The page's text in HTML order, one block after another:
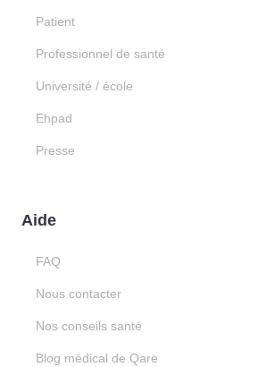
Patient
Professionnel de santé
Université / école
Ehpad
Presse
Aide
FAQ
Nous contacter
Nos conseils santé
Blog médical de Qare